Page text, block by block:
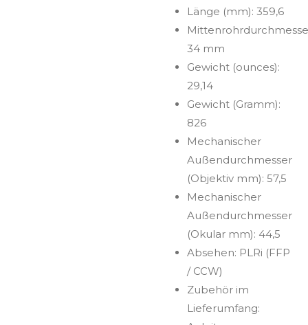
Länge (mm): 359,6
34 mm
Gewicht (ounces):
29,14
Gewicht (Gramm):
826
Mechanischer
Außendurchmesser
(Objektiv mm): 57,5
Mechanischer
Außendurchmesser
(Okular mm): 44,5
Absehen: PLRi (FFP
/ CCW)
Zubehör im
Lieferumfang: